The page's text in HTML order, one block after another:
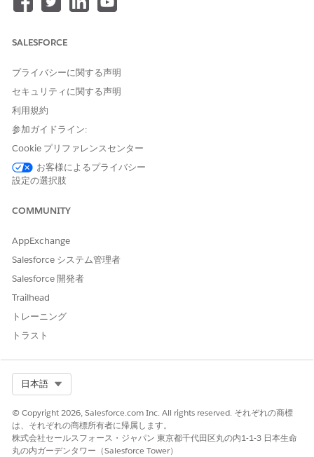
次のいずれかの選択方法を選択します。
Control(Windows)を押したまま、含める各ウィジェット
をクリックします。
ッグし、ウィジェットグループの周囲に選択ボックスを描
画します。
選択したグループ全体の一括編集の変更を 1 つのアクション
で実行します。
SALESFORCE
プライバシーに関する声明
セキュリティに関する声明
利用規約
参加ガイドライン:
Cookie プリファレンスセンター
お客様によるプライバシー
設定の選択肢
COMMUNITY
AppExchange
Salesforce システム管理者
Salesforce 開発者
Trailhead
トレーニング
トラスト
日本語
© Copyright 2026, Salesforce.com Inc. All rights reserved. それぞれの商標
は、それぞれの商標所有者に帰属します。
株式会社セールスフォース・ジャパン 東京都千代田区丸の内1-1-3 日本生命
丸の内ガーデンタワー（Salesforce Tower）